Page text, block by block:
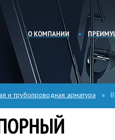
О КОМПАНИИ
и трубопроводная арматура